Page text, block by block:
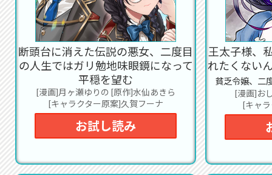
報
の
ト
ラ
断頭台に消えた伝説の悪女、二度目
の人生ではガリ勉地味眼鏡になって
平穏を望む
[漫画]月ヶ瀬ゆりの [原作]水仙あきら
[キャラクター原案]久賀フーナ
お試し読み
王太子様、
れたくない
貧乏令嬢、二
[漫画]お
[キャ